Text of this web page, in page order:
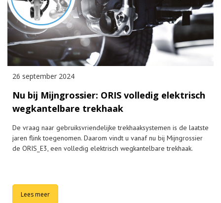
26 september 2024
Nu bij Mijngrossier: ORIS volledig elektrisch
wegkantelbare trekhaak
De vraag naar gebruiksvriendelijke trekhaaksystemen is de laatste
jaren flink toegenomen. Daarom vindt u vanaf nu bij Mijngrossier
de ORIS_E3, een volledig elektrisch wegkantelbare trekhaak.
Lees meer